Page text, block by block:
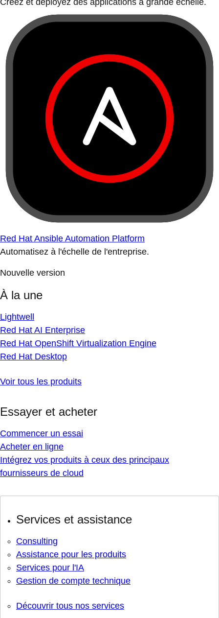
Créez et déployez des applications à grande échelle.
Red Hat Ansible Automation Platform
Automatisez à l'échelle de l'entreprise.
Nouvelle version
À la une
Lightwell
Red Hat AI Enterprise
Red Hat OpenShift Virtualization Engine
Red Hat Desktop
Voir tous les produits
Essayer et acheter
Commencer un essai
Acheter en ligne
Intégrez vos produits à ceux des principaux
fournisseurs de cloud
Services et assistance
Consulting
Assistance pour les produits
Services pour l'IA
Gestion de compte technique
Découvrir tous nos services